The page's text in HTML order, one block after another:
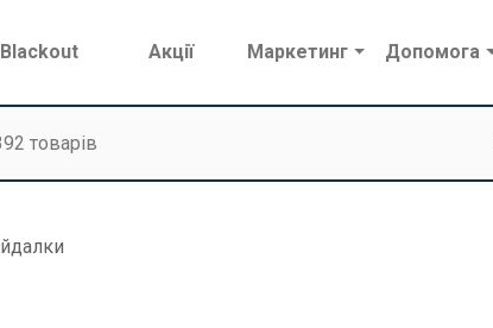
Blackout Акції Маркетинг Допомога